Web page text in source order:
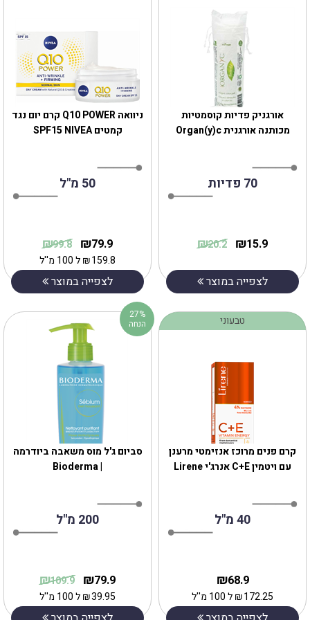
ניוואה Q10 POWER קרם יום נגד
קמטים SPF15 NIVEA
50 מ"ל
79.9
₪
99.8
₪
159.8
₪ל 100 מ''ל
לצפייה במוצר
‎אורגניק פדיות קוסמטיות
מכותנה אורגנית Organ(y)c
70 פדיות
15.9
₪
20.2
₪
לצפייה במוצר
סביום ג'ל מוס משאבה ביודרמה
| Bioderma
200 מ''ל
79.9
₪
109.9
₪
39.95
₪ל 100 מ''ל
27%
הנחה
‎קרם פנים מרוכז אנזימטי מרענן
עם ויטמין C+E אנרג'י Lirene
40 מ"ל
טבעוני
68.9
₪
172.25
₪ל 100 מ''ל